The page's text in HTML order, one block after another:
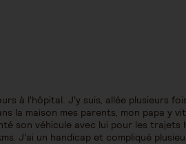
à l'hôpital. J'y suis, allée plusieurs
la maison mes parents, mon papa y
son véhicule avec lui pour les trajets
J'ai un handicap et compliqué